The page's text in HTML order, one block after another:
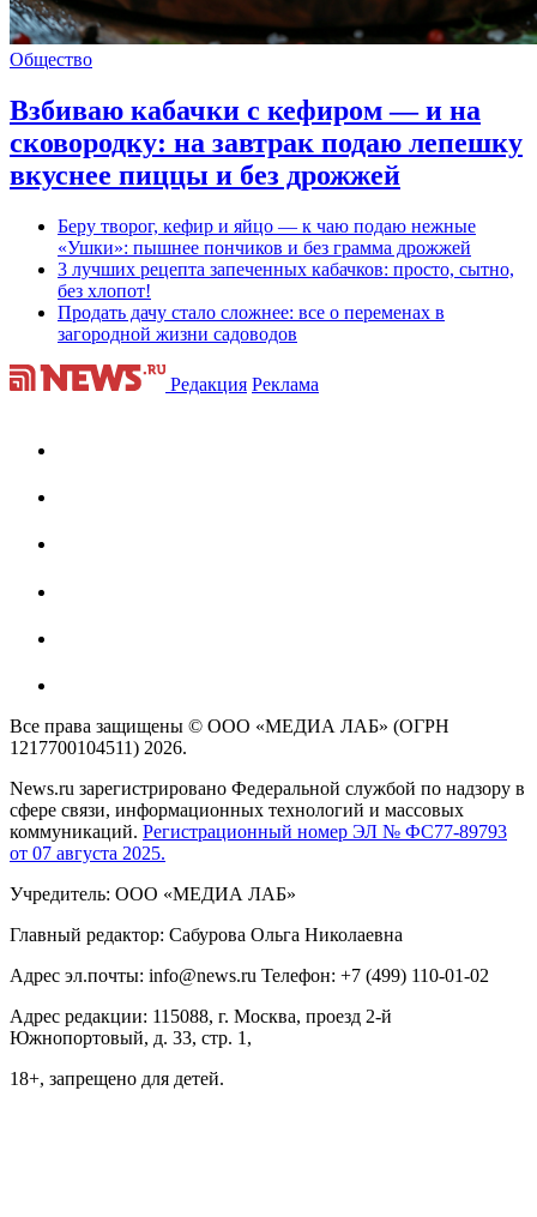
Общество
Взбиваю кабачки с кефиром — и на
сковородку: на завтрак подаю лепешку
вкуснее пиццы и без дрожжей
Беру творог, кефир и яйцо — к чаю подаю нежные
«Ушки»: пышнее пончиков и без грамма дрожжей
3 лучших рецепта запеченных кабачков: просто, сытно,
без хлопот!
Продать дачу стало сложнее: все о переменах в
загородной жизни садоводов
Редакция Реклама
Все права защищены © ООО «МЕДИА ЛАБ» (ОГРН
1217700104511) 2026.
News.ru зарегистрировано Федеральной службой по надзору в
сфере связи, информационных технологий и массовых
коммуникаций. Регистрационный номер ЭЛ № ФС77-89793
от 07 августа 2025.
Учредитель: ООО «МЕДИА ЛАБ»
Главный редактор: Сабурова Ольга Николаевна
Адрес эл.почты: info@news.ru Телефон: +7 (499) 110-01-02
Адрес редакции: 115088, г. Москва, проезд 2-й
Южнопортовый, д. 33, стр. 1,
18+, запрещено для детей.